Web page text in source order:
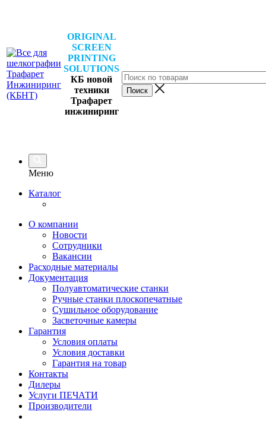
ORIGINAL
SCREEN
PRINTING
SOLUTIONS
КБ новой
техники
Трафарет
инжиниринг
Меню
Каталог
О компании
Новости
Сотрудники
Вакансии
Расходные материалы
Документация
Полуавтоматические станки
Ручные станки плоскопечатные
Сушильное оборудование
Засветочные камеры
Гарантия
Условия оплаты
Условия доставки
Гарантия на товар
Контакты
Дилеры
Услуги ПЕЧАТИ
Производители